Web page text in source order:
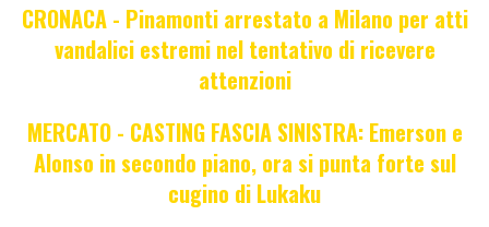
CRONACA - Pinamonti arrestato a Milano per atti
vandalici estremi nel tentativo di ricevere
attenzioni
MERCATO - CASTING FASCIA SINISTRA: Emerson e
Alonso in secondo piano, ora si punta forte sul
cugino di Lukaku